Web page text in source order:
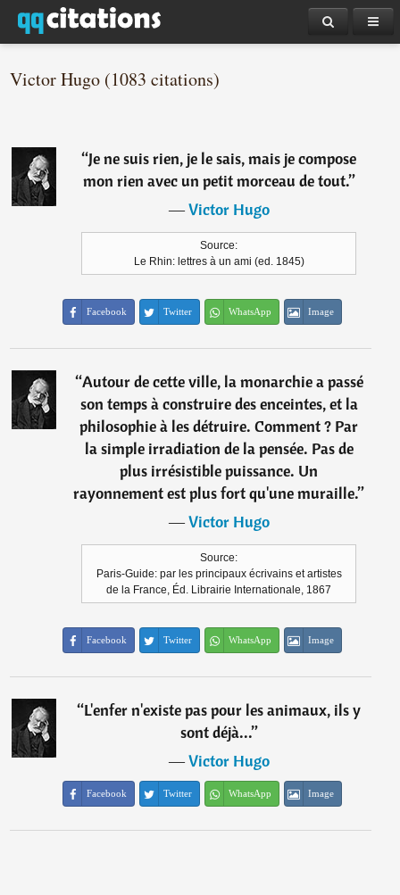
Victor Hugo (1083 citations)
“Je ne suis rien, je le sais, mais je compose
mon rien avec un petit morceau de tout.”
―Victor Hugo
Source:
Le Rhin: lettres à un ami (ed. 1845)
Facebook Twitter WhatsApp Image
“Autour de cette ville, la monarchie a passé
son temps à construire des enceintes, et la
philosophie à les détruire. Comment ? Par
la simple irradiation de la pensée. Pas de
plus irrésistible puissance. Un
rayonnement est plus fort qu'une muraille.”
―Victor Hugo
Source:
Paris-Guide: par les principaux écrivains et artistes
de la France, Éd. Librairie Internationale, 1867
Facebook Twitter WhatsApp Image
“L'enfer n'existe pas pour les animaux, ils y
sont déjà...”
―Victor Hugo
Facebook Twitter WhatsApp Image